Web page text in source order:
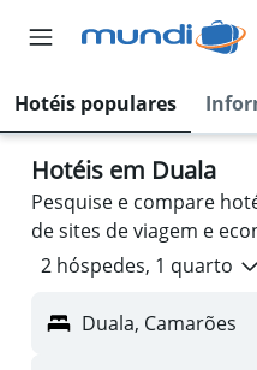
Hotéis populares
Hotéis em Duala
Pesquise e compare
de sites de viagem e
2 hóspedes, 1 quarto
Duala, Camarões